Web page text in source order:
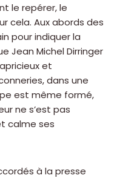
le repérer, le
cela. Aux abords des
pour indiquer la
Jean Michel Dirringer
et
dans une
est même formé,
ne s’est pas
calme ses
à la presse